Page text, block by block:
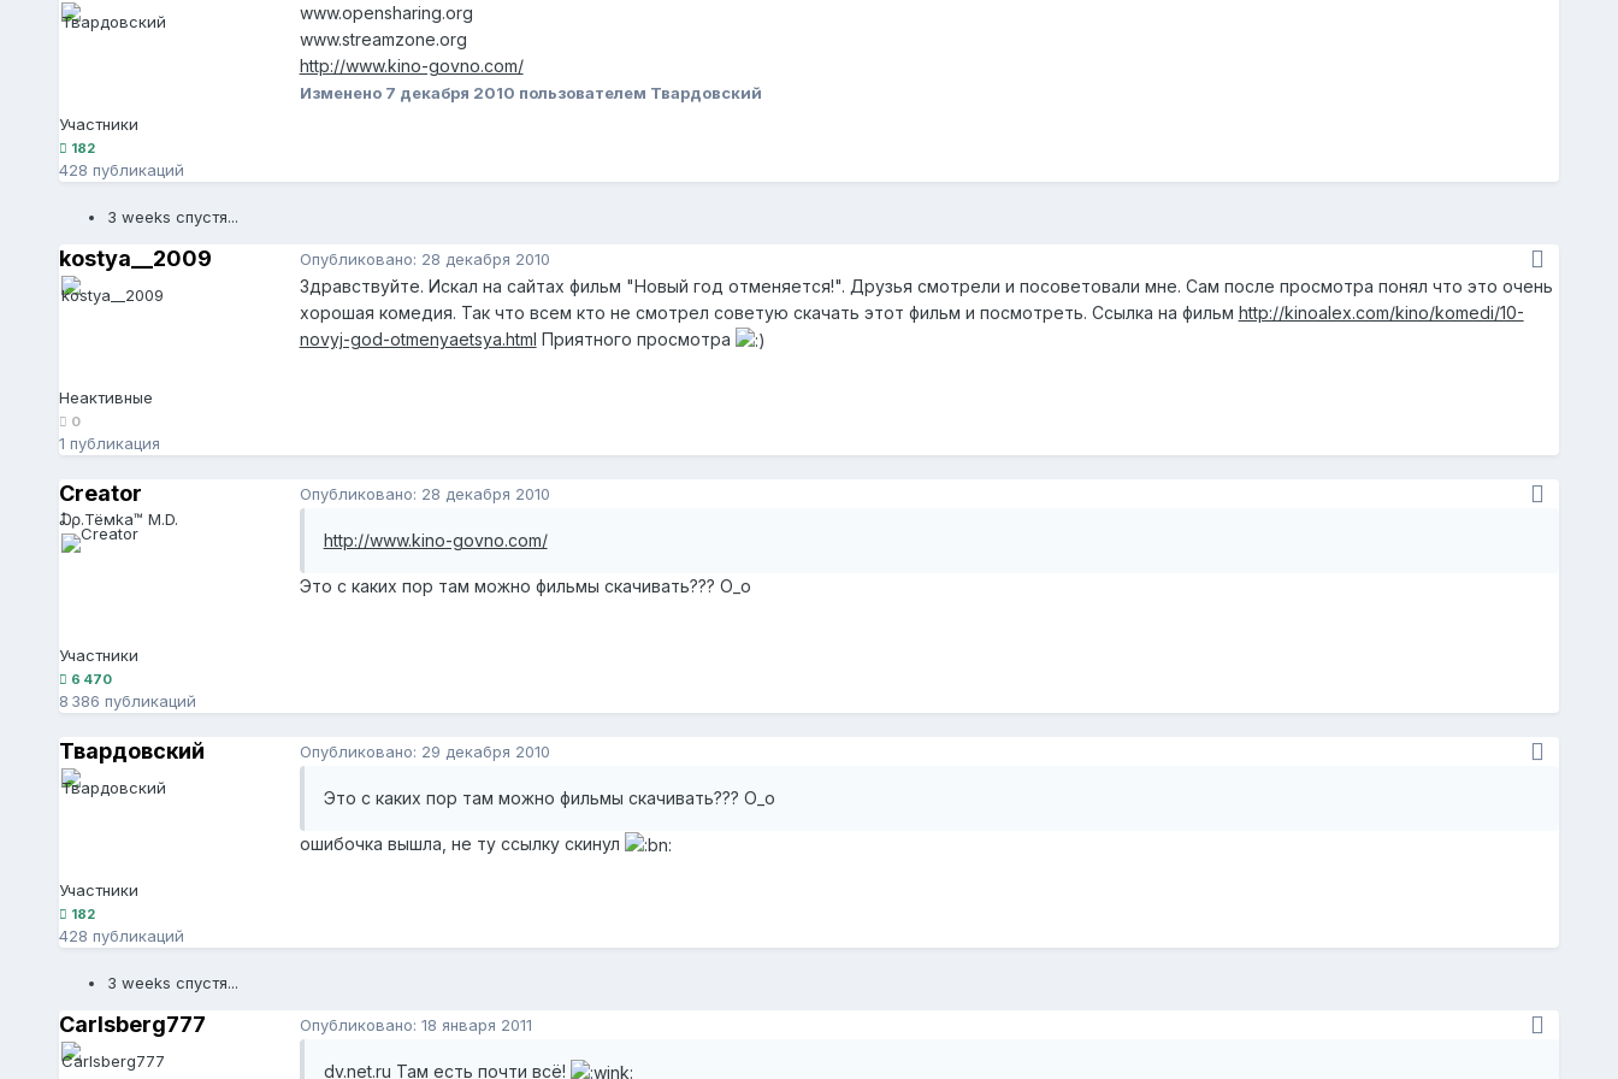
Участники
182
428 публикаций
www.opensharing.org
www.streamzone.org
http://www.kino-govno.com/
Изменено 7 декабря 2010 пользователем Твардовский
3 weeks спустя...
kostya__2009
Неактивные
0
1 публикация
Опубликовано: 28 декабря 2010
Здравствуйте. Искал на сайтах фильм "Новый год отменяется!". Друзья смотрели и посоветовали мне. Сам после просмотра понял что это очень
хорошая комедия. Так что всем кто не смотрел советую скачать этот фильм и посмотреть. Ссылка на фильм http://kinoalex.com/kino/komedi/10-
novyj-god-otmenyaetsya.html Приятного просмотра
Creator
₯.Тёмkа™ M.D.
Участники
6 470
8 386 публикаций
Опубликовано: 28 декабря 2010
http://www.kino-govno.com/
Это с каких пор там можно фильмы скачивать??? О_о
Твардовский
Участники
182
428 публикаций
Опубликовано: 29 декабря 2010
Это с каких пор там можно фильмы скачивать??? О_о
ошибочка вышла, не ту ссылку скинул
3 weeks спустя...
Carlsberg777 Опубликовано: 18 января 2011
dv.net.ru Там есть почти всё!